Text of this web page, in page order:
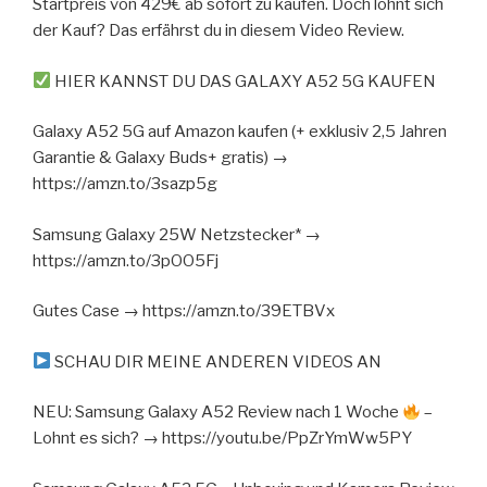
Startpreis von 429€ ab sofort zu kaufen. Doch lohnt sich
der Kauf? Das erfährst du in diesem Video Review.
HIER KANNST DU DAS GALAXY A52 5G KAUFEN
Galaxy A52 5G auf Amazon kaufen (+ exklusiv 2,5 Jahren
Garantie & Galaxy Buds+ gratis) →
https://amzn.to/3sazp5g
Samsung Galaxy 25W Netzstecker* →
https://amzn.to/3pOO5Fj
Gutes Case → https://amzn.to/39ETBVx
SCHAU DIR MEINE ANDEREN VIDEOS AN
NEU: Samsung Galaxy A52 Review nach 1 Woche
–
Lohnt es sich? → https://youtu.be/PpZrYmWw5PY